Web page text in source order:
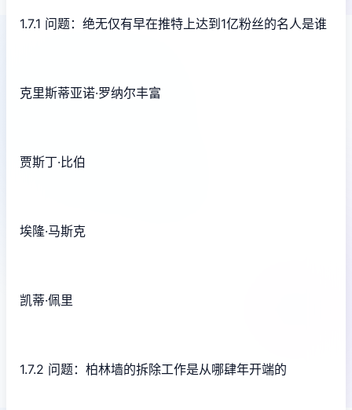
1.7.1 问题：绝无仅有早在推特上达到1亿粉丝的名人是谁
克里斯蒂亚诺·罗纳尔丰富
贾斯丁·比伯
埃隆·马斯克
凯蒂·佩里
1.7.2 问题：柏林墙的拆除工作是从哪肆年开端的